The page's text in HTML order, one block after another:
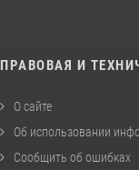
ПРАВОВАЯ И
О сайте
Об использовании
Сообщить об ошибках